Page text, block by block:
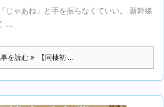
じゃあね」と手を振らなくていい。 新幹線
...
を読む 【同棲初 ...